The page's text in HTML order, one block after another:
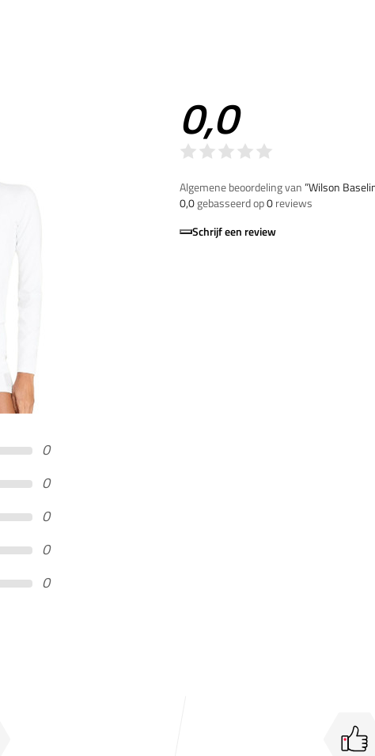
0,0
Algemene beoordeling van”Wilson
0,0gebasseerd op0reviews
Schrijf een review
0
0
0
0
0